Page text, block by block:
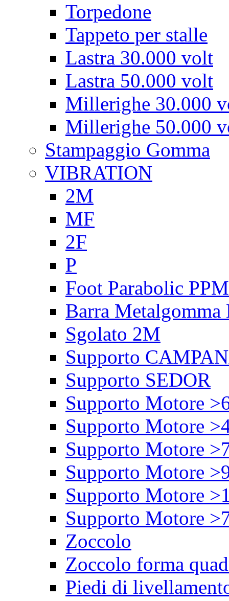
Torpedone
Tappeto per stalle
Lastra 30.000 volt
Lastra 50.000 volt
Millerighe 30.000
Millerighe 50.000
Stampaggio Gomma
VIBRATION
2M
MF
2F
P
Foot Parabolic PPM
Barra Metalgomma
Sgolato 2M
Supporto
Supporto SEDOR
Supporto Motore
Supporto Motore
Supporto Motore
Supporto Motore
Supporto Motore
Supporto Motore
Zoccolo
Zoccolo forma
Piedi di